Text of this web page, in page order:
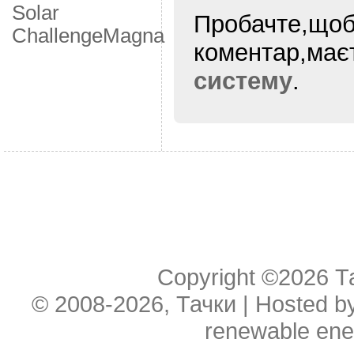
Solar
ChallengeМagna
систему.
Copyright ©2026
© 2008-2026, Тачки | Hosted
renewable